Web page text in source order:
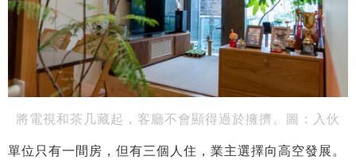
將電視和茶几藏起，客廳不會顯得過於擁擠。圖：入伙
單位只有一間房，但有三個人住，業主選擇向高空發展。